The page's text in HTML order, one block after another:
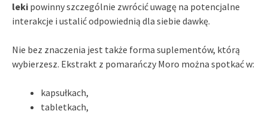
leki powinny szczególnie zwrócić uwagę na potencjalne
interakcje i ustalić odpowiednią dla siebie dawkę.
Nie bez znaczenia jest także forma suplementów, którą
wybierzesz. Ekstrakt z pomarańczy Moro można spotkać w:
kapsułkach,
tabletkach,